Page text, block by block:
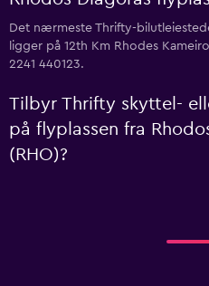
Det nærmeste Thrifty-
ligger på 12th Km Rhodes
2241 440123.
Tilbyr Thrifty skyttel-
på flyplassen fra
(RHO)?